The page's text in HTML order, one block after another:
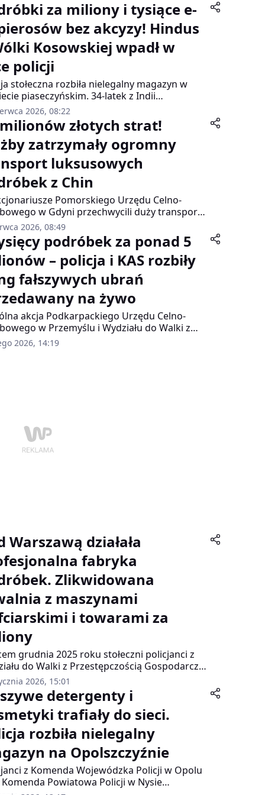
za miliony i tysiące e-
bez akcyzy! Hindus
Kosowskiej wpadł w
policji
stołeczna rozbiła nielegalny magazyn w
piaseczyńskim. 34-latek z Indii
tysiące fałszywych produktów
marek oraz ogromną ilość nielegalnych
2026, 08:22
złotych strat!
zatrzymały ogromny
luksusowych
z Chin
Pomorskiego Urzędu Celno-
w Gdyni przechwycili duży transport
torebek damskich znanych marek.
przypłynął z Chin i miał być dalej
na Ukrainę.
2026, 08:49
podróbek za ponad 5
– policja i KAS rozbiły
fałszywych ubrań
na żywo
akcja Podkarpackiego Urzędu Celno-
w Przemyślu i Wydziału do Walki z
Gospodarczą Komendy
Policji w Radomiu zakończyła się
2026, 14:19
Warszawą działała
fabryka
Zlikwidowana
z maszynami
i towarami za
grudnia 2025 roku stołeczni policjanci z
do Walki z Przestępczością Gospodarczą
kolejną wytwórnię luksusowych podróbek –
ukrytą w niepozornym domu
w podwarszawskiej
2026, 15:01
detergenty i
trafiały do sieci.
rozbiła nielegalny
na Opolszczyźnie
z Komenda Wojewódzka Policji w Opolu
Powiatowa Policji w Nysie